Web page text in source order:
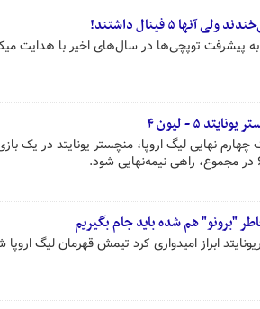
۵ فینال داشتند!
به پیشرفت توپچی‌ها در سال‌های اخیر با هدایت
۵ - لیون ۴
"برونو" هم شده باید جام بگیریم
ابراز امیدواری کرد تیمش قهرمان لیگ اروپا